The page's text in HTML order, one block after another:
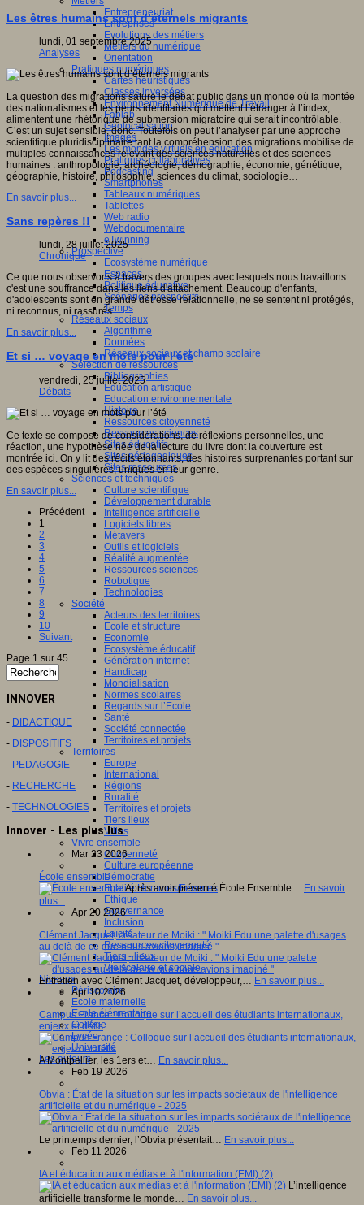
Entrepreneuriat
Entreprises
Evolutions des métiers
Métiers du numérique
Orientation
Pratiques numériques
Cartes heuristiques
Classes inversées
Environnement Numérique de Travail
Fablab
Géolocalisation
Images
Les mondes virtuels en éducation
Pratiques collaboratives
Podcasting
Smartphones
Tableaux numériques
Tablettes
Web radio
Webdocumentaire
eTwinning
Prospective
Ecosystème numérique
Espaces
Politique éducative
Scénarios prospectifs
Temps
Réseaux sociaux
Algorithme
Données
Réseaux sociaux et champ scolaire
Sélection de ressources
Bibliographies
Education artistique
Education environnementale
Histoire
Ressources citoyenneté
Ressources sciences
Sites éducatifs
Sites pédagogiques
Sites ressources
Sciences et techniques
Culture scientifique
Développement durable
Intelligence artificielle
Logiciels libres
Métavers
Outils et logiciels
Réalité augmentée
Ressources sciences
Robotique
Technologies
Société
Acteurs des territoires
Ecole et structure
Economie
Ecosystème éducatif
Génération internet
Handicap
Mondialisation
Normes scolaires
Regards sur l’Ecole
Santé
Société connectée
Territoires et projets
Territoires
Europe
International
Régions
Ruralité
Territoires et projets
Tiers lieux
Villes
Vivre ensemble
Citoyenneté
Culture européenne
Démocratie
Egalité Hommes/Femmes
Ethique
Gouvernance
Inclusion
Laïcité
Ressources citoyenneté
Tiers - lieux
Vie scolaire et sociale
Niveaux
Périscolaire
Ecole maternelle
Ecole élémentaire
Collège
Lycée
Université
Les auteurs
Les êtres humains sont d’éternels migrants
lundi, 01 septembre 2025
Analyses
La question des migrations sature le débat public dans un monde où la montée
des nationalismes et les peurs identitaires qui mettent l’étranger à l’index,
alimentent une rhétorique de submersion migratoire qui serait incontrôlable.
C’est un sujet sensible, donc. Toutefois on peut l’analyser par une approche
scientifique pluridisciplinaire tant la compréhension des migrations mobilise de
multiples connaissances relevant des sciences naturelles et des sciences
humaines : anthropologie, archéologie, démographie, économie, génétique,
géographie, histoire, philosophie, sciences du climat, sociologie…
En savoir plus...
Sans repères !!
lundi, 28 juillet 2025
Chronique
Ce que nous observons à travers des groupes avec lesquels nous travaillons
c'est une souffrance dans les liens d'attachement. Beaucoup d'enfants,
d'adolescents sont en grande détresse relationnelle, ne se sentent ni protégés,
ni reconnus, ni rassurés.
En savoir plus...
Et si … voyage en mots pour l’été
vendredi, 25 juillet 2025
Débats
Ce texte se compose de considérations, de réflexions personnelles, une
réaction, une hypothèse née de la lecture du livre dont la couverture est
montrée ici. On y lit des récits étonnants, des histoires surprenantes portant sur
des espèces singulières, uniques en leur genre.
En savoir plus...
Précédent
1
2
3
4
5
6
7
8
9
10
Suivant
Page 1 sur 45
INNOVER
- DIDACTIQUE
- DISPOSITIFS
- PEDAGOGIE
- RECHERCHE
- TECHNOLOGIES
Innover - Les plus lus
Mar 23 2026
École ensemble
Après avoir présenté École Ensemble… En savoir
plus...
Apr 20 2026
Clément Jacquet, créateur de Moiki : " Moiki Edu une palette d'usages
au delà de ce que nous avions imaginé "
Entretien avec Clément Jacquet, développeur,… En savoir plus...
Apr 10 2026
Campus France : Colloque sur l’accueil des étudiants internationaux,
enjeux et défis
A Montpellier, les 1ers et… En savoir plus...
Feb 19 2026
Obvia : État de la situation sur les impacts sociétaux de l'intelligence
artificielle et du numérique - 2025
Le printemps dernier, l’Obvia présentait… En savoir plus...
Feb 11 2026
IA et éducation aux médias et à l'information (EMI) (2)
L’intelligence
artificielle transforme le monde… En savoir plus...